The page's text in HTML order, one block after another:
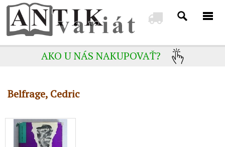
AKO U NÁS NAKUPOVAŤ?
Belfrage, Cedric